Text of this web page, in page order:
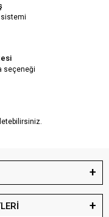
sistemi
seçeneği